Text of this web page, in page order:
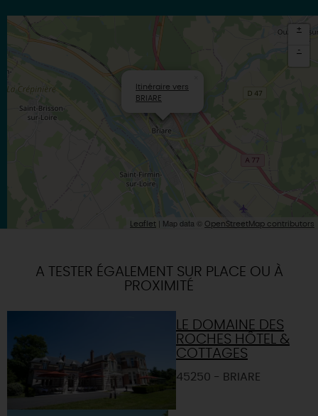
Itinéraire vers
BRIARE
+
-
Leaflet | Map data © OpenStreetMap contributors
A TESTER ÉGALEMENT SUR PLACE OU À
PROXIMITÉ
LE DOMAINE DES
ROCHES HÔTEL &
COTTAGES
45250 - BRIARE